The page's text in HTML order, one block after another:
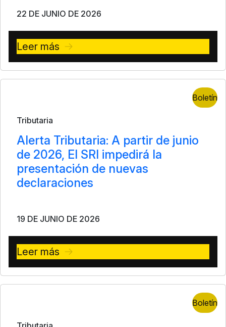
22 DE JUNIO DE 2026
Leer más
Boletín
Tributaria
Alerta Tributaria: A partir de junio
de 2026, El SRI impedirá la
presentación de nuevas
declaraciones
19 DE JUNIO DE 2026
Leer más
Boletín